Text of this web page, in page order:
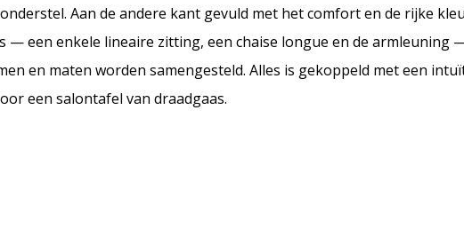
Aan de andere kant gevuld met het comfort en de rijke
— een enkele lineaire zitting, een chaise longue en de armleuning
en maten worden samengesteld. Alles is gekoppeld met een
een salontafel van draadgaas.